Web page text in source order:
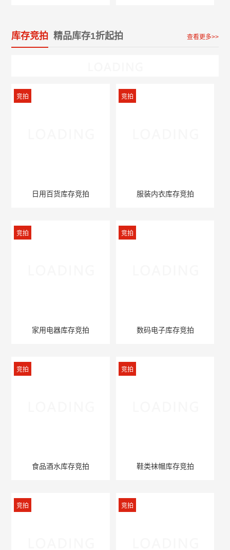
库存竞拍 精品库存1折起拍 查看更多>>
竞拍
日用百货库存竞拍
竞拍
服装内衣库存竞拍
竞拍
家用电器库存竞拍
竞拍
数码电子库存竞拍
竞拍
食品酒水库存竞拍
竞拍
鞋类袜帽库存竞拍
竞拍 竞拍